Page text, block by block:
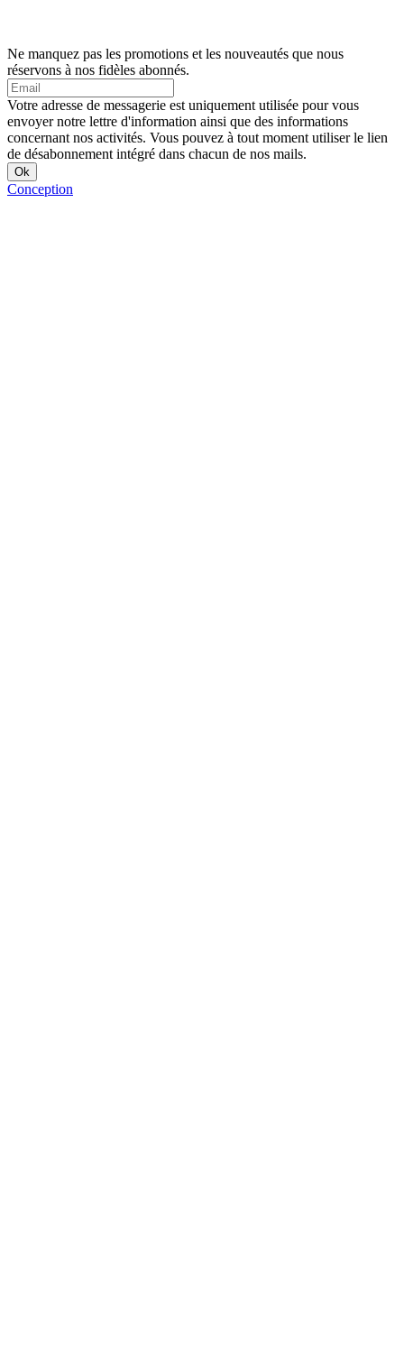
Ne manquez pas les promotions et les nouveautés que nous
réservons à nos fidèles abonnés.
Votre adresse de messagerie est uniquement utilisée pour vous
envoyer notre lettre d'information ainsi que des informations
concernant nos activités. Vous pouvez à tout moment utiliser le lien
de désabonnement intégré dans chacun de nos mails.
Conception